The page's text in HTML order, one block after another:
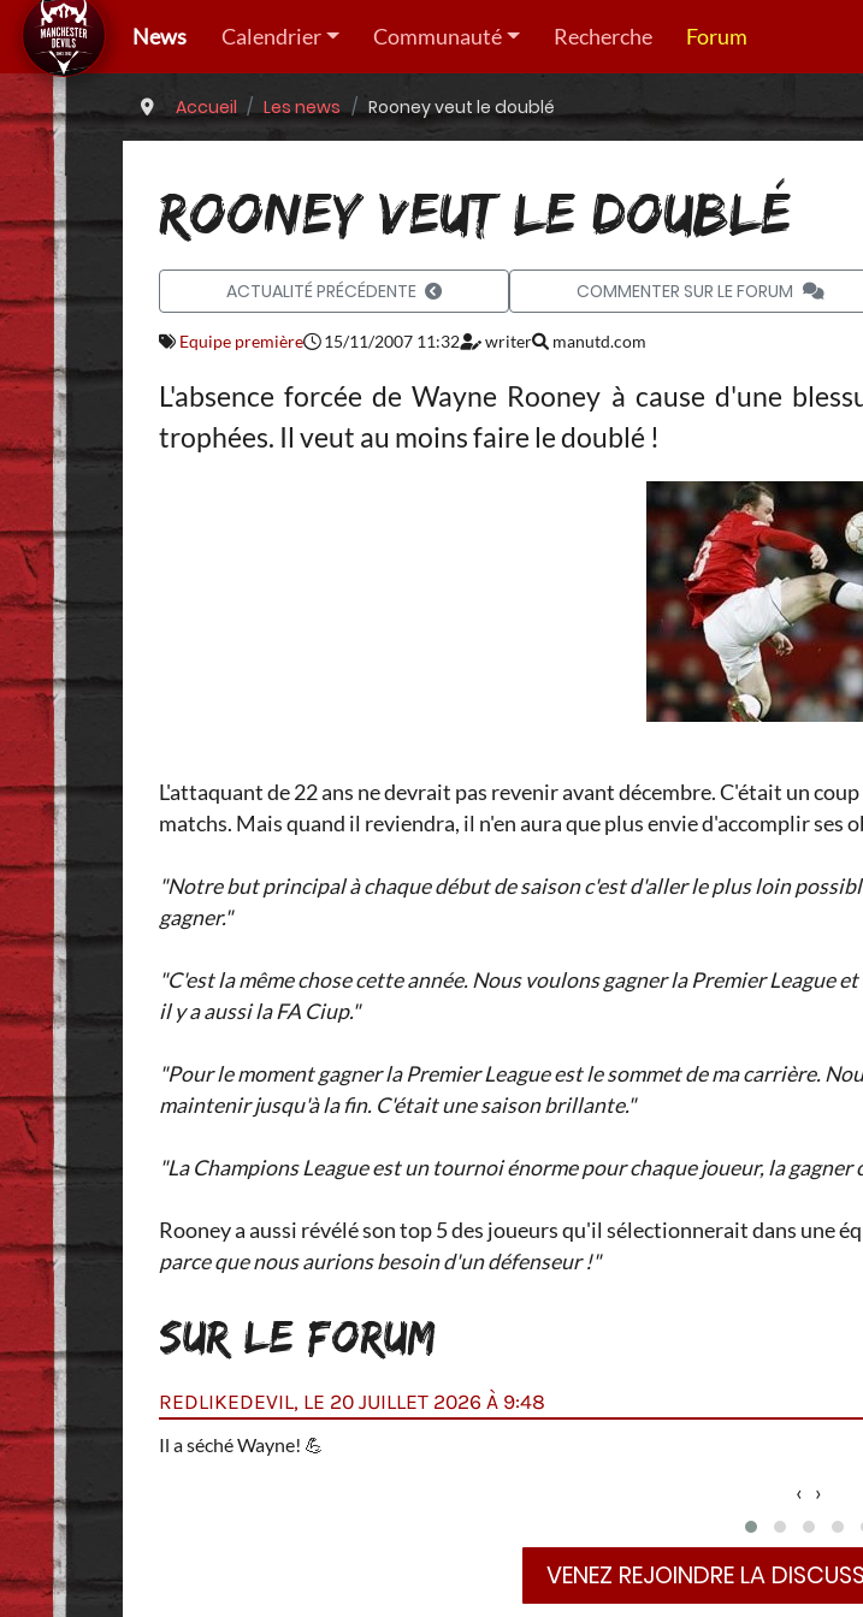
News Calendrier Communauté Recherche Forum
Accueil Les news Rooney veut le doublé
ROONEY VEUT LE DOUBLÉ
ACTUALITÉ PRÉCÉDENTE COMMENTER SUR LE FORUM
Equipe première 15/11/2007 11:32 writer manutd.com
L'absence forcée de Wayne Rooney à cause d'une
trophées. Il veut au moins faire le doublé !
L'attaquant de 22 ans ne devrait pas revenir avant décembre. C'était un
matchs. Mais quand il reviendra, il n'en aura que plus envie d'accomplir ses
"Notre but principal à chaque début de saison c'est d'aller le plus loin
gagner."
"C'est la même chose cette année. Nous voulons gagner la Premier League
il y a aussi la FA Ciup."
"Pour le moment gagner la Premier League est le sommet de ma carrière.
maintenir jusqu'à la fin. C'était une saison brillante."
"La Champions League est un tournoi énorme pour chaque joueur, la
Rooney a aussi révélé son top 5 des joueurs qu'il sélectionnerait dans une
parce que nous aurions besoin d'un défenseur !"
SUR LE FORUM
REDLIKEDEVIL, LE 20 JUILLET 2026 À 9:48
Il a séché Wayne! 💪
‹ ›
VENEZ REJOINDRE LA